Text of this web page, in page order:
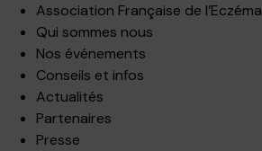
Association Française de l’Eczéma
Qui sommes nous
Nos événements
Conseils et infos
Actualités
Partenaires
Presse